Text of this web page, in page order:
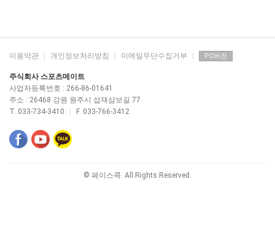
이용약관 개인정보처리방침 이메일무단수집거부 PC버전
주식회사 스포츠메이트
사업자등록번호 : 266-86-01641
주소 : 26468 강원 원주시 섭재삼보길 77
T. 033-734-3410
F. 033-766-3412
© 페이스콕. All Rights Reserved.